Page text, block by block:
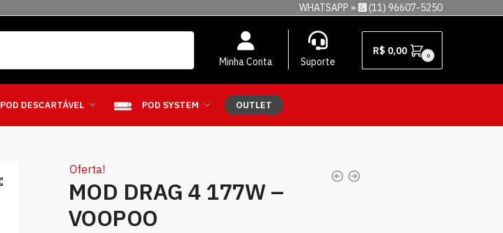
WHATSAPP » (11) 96607-5250
Minha Conta Suporte
R$ 0,00 0
POD DESCARTÁVEL POD SYSTEM OUTLET
Oferta!
MOD DRAG 4 177W –
VOOPOO